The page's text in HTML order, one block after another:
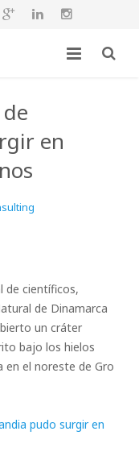
en
de científicos,
de Dinamarca
un cráter
bajo los hielos
en el noreste de Gro
pudo surgir en